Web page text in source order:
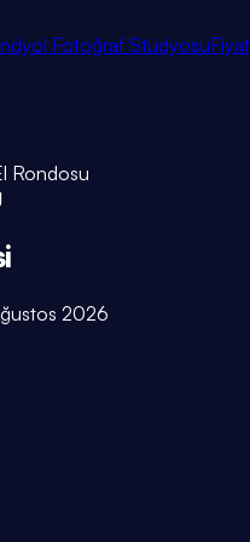
Fotoğraf Stüdyosu
Rondosu
2026